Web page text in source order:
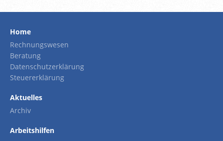
Home
Rechnungswesen
Beratung
Datenschutzerklärung
Steuererklärung
Aktuelles
Archiv
Arbeitshilfen